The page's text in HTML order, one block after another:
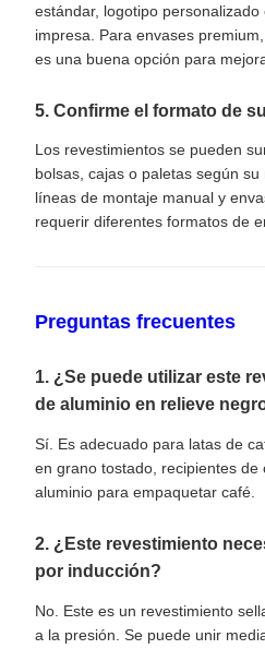
estándar, logotipo
impresa. Para envases
es una buena opción para
5. Confirme el formato de
Los revestimientos se pueden
bolsas, cajas o paletas según
líneas de montaje manual y
requerir diferentes formatos de
Preguntas frecuentes
1. ¿Se puede utilizar este
de aluminio en relieve
Sí. Es adecuado para latas de
en grano tostado, recipientes
aluminio para empaquetar café.
2. ¿Este revestimiento
por inducción?
No. Este es un revestimiento
a la presión. Se puede unir